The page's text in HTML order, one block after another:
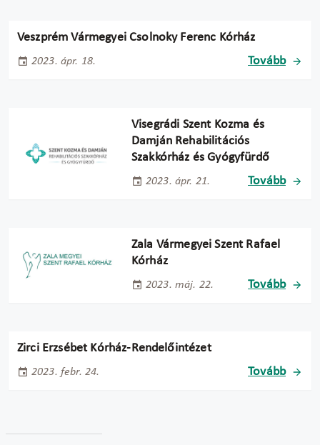
Veszprém Vármegyei Csolnoky Ferenc Kórház
2023. ápr. 18. Tovább
Visegrádi Szent Kozma és
Damján Rehabilitációs
Szakkórház és Gyógyfürdő
2023. ápr. 21. Tovább
Zala Vármegyei Szent Rafael
Kórház
2023. máj. 22. Tovább
Zirci Erzsébet Kórház-Rendelőintézet
2023. febr. 24. Tovább